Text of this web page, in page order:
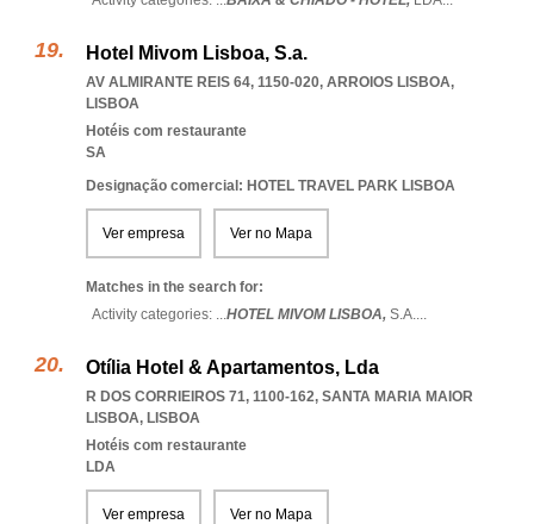
Hotel Mivom Lisboa, S.a.
AV ALMIRANTE REIS 64, 1150-020, ARROIOS LISBOA,
LISBOA
Hotéis com restaurante
SA
Designação comercial: HOTEL TRAVEL PARK LISBOA
Ver empresa Ver no Mapa
Matches in the search for:
Activity categories: ...HOTEL MIVOM LISBOA, S.A....
Otília Hotel & Apartamentos, Lda
R DOS CORRIEIROS 71, 1100-162, SANTA MARIA MAIOR
LISBOA, LISBOA
Hotéis com restaurante
LDA
Ver empresa Ver no Mapa